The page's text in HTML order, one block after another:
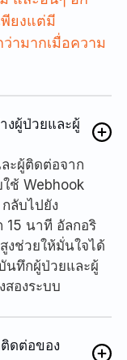
พียงแต่มี
ามากเมื่อความ
งผู้ป่วยและผู้
ะผู้ติดต่อจาก
ช้ Webhook
ลับไปยัง
15 นาที อัลกอริ
งช่วยให้มั่นใจได้
นทึกผู้ป่วยและผู้
องระบบ
ดต่อของ